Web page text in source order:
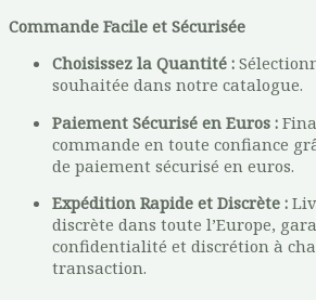
Commande Facile et Sécurisée
Choisissez la Quantité :
souhaitée dans notre catalogue.
Paiement Sécurisé en Euros :
commande en toute confiance
de paiement sécurisé en euros.
Expédition Rapide et Discrète :
discrète dans toute l’Europe,
confidentialité et discrétion à
transaction.